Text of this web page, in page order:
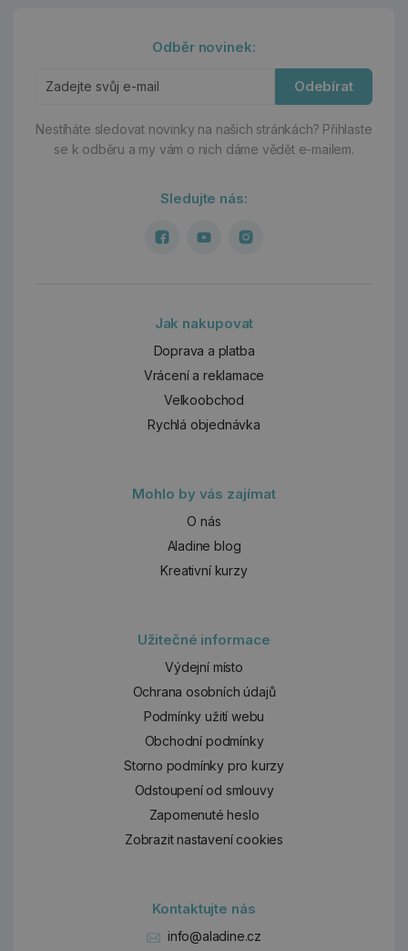
Odběr novinek:
Odebírat
Nestíháte sledovat novinky na našich stránkách? Přihlaste
se k odběru a my vám o nich dáme vědět e-mailem.
Sledujte nás:
Jak nakupovat
Doprava a platba
Vrácení a reklamace
Velkoobchod
Rychlá objednávka
Mohlo by vás zajímat
O nás
Aladine blog
Kreativní kurzy
Užitečné informace
Výdejní místo
Ochrana osobních údajů
Podmínky užití webu
Obchodní podmínky
Storno podmínky pro kurzy
Odstoupení od smlouvy
Zapomenuté heslo
Zobrazit nastavení cookies
Kontaktujte nás
info@aladine.cz